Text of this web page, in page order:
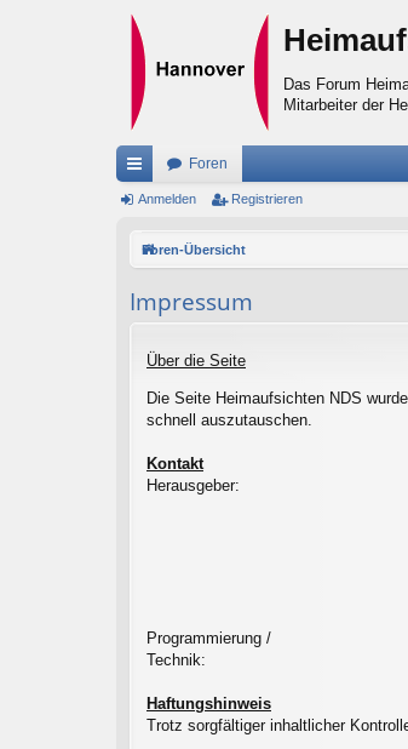
Das Forum
Mitarbeiter der
ch
llz
ug
Foren
Anmelden Registrieren
Foren-Übersicht
Impressum
Über die Seite
Die Seite Heimaufsichten NDS
schnell auszutauschen.
Kontakt
Herausgeber:
Programmierung /
Technik:
Haftungshinweis
Trotz sorgfältiger inhaltlicher